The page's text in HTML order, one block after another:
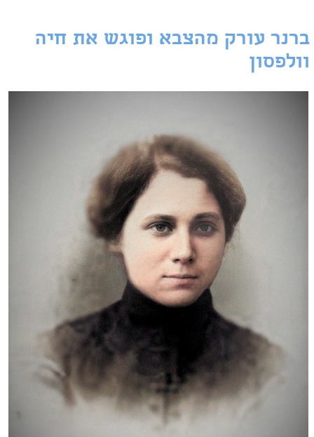
ברנר עורק מהצבא ופוגש את חיה
וולפסון